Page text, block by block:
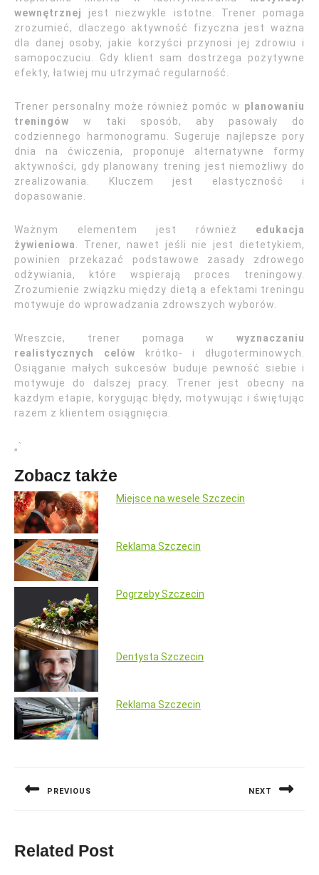
wewnętrznej
jest niezwykle istotne. Trener pomaga
zrozumieć, dlaczego aktywność fizyczna jest ważna
dla danej osoby, jakie korzyści przynosi jej zdrowiu i
samopoczuciu. Gdy klient sam dostrzega pozytywne
efekty, łatwiej mu utrzymać regularność.
Trener personalny może również pomóc w planowaniu
treningów w taki sposób, aby pasowały do
codziennego harmonogramu. Sugeruje najlepsze pory
dnia na ćwiczenia, proponuje alternatywne formy
aktywności, gdy planowany trening jest niemożliwy do
zrealizowania. Kluczem jest elastyczność i
dopasowanie.
Ważnym elementem jest również edukacja
żywieniowa
. Trener, nawet jeśli nie jest dietetykiem,
powinien przekazać podstawowe zasady zdrowego
odżywiania, które wspierają proces treningowy.
Zrozumienie związku między dietą a efektami treningu
motywuje do wprowadzania zdrowszych wyborów.
Wreszcie, trener pomaga w wyznaczaniu
realistycznych celów krótko- i długoterminowych.
Osiąganie małych sukcesów buduje pewność siebie i
motywuje do dalszej pracy. Trener jest obecny na
każdym etapie, korygując błędy, motywując i świętując
razem z klientem osiągnięcia.
„`
Zobacz także
Miejsce na wesele Szczecin
Reklama Szczecin
Pogrzeby Szczecin
Dentysta Szczecin
Reklama Szczecin
PREVIOUS NEXT
Related Post